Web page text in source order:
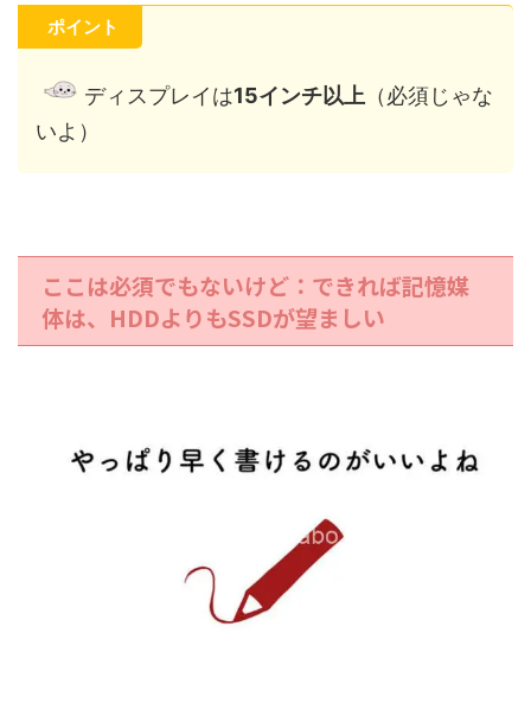
ポイント
ディスプレイは15インチ以上 （必須じゃな
いよ）
ここは必須でもないけど：できれば記憶媒
体は、HDDよりもSSDが望ましい